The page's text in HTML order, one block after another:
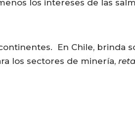
los intereses de las
En Chile, brinda
los sectores de minería,